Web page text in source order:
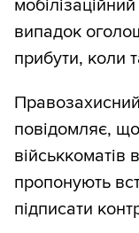
випадок
прибути, коли
повідомляє,
військкоматів
пропонують
підписати